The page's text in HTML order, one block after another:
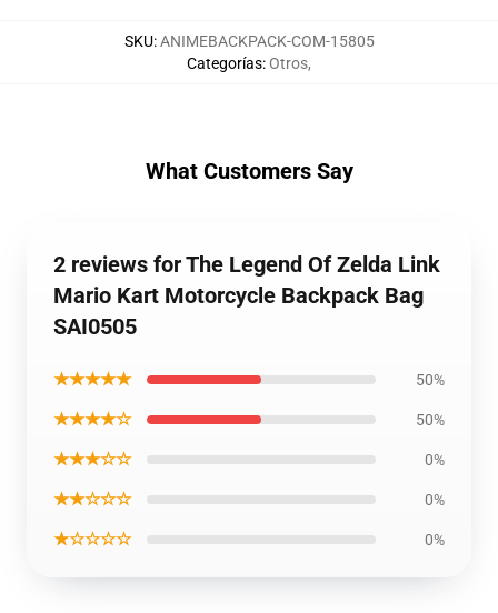
SKU:ANIMEBACKPACK-COM-15805
Categorías:Otros,
What Customers Say
2 reviews for The Legend Of Zelda Link
Mario Kart Motorcycle Backpack Bag
SAI0505
★★★★★ 50%
★★★★☆ 50%
★★★☆☆ 0%
★★☆☆☆ 0%
★☆☆☆☆ 0%